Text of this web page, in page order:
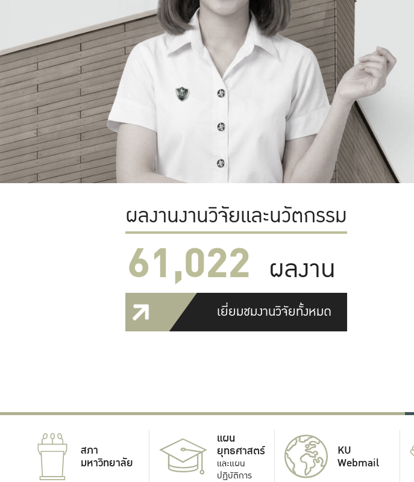
ผลงานงานวิจัยและนวัตกรรม
61,022 ผลงาน
เยี่ยมชมงานวิจัยทั้งหมด
สภา
มหาวิทยาลัย
แผน
ยุทธศาสตร์
และแผน
ปฏิบัติการ
KU
Webmail